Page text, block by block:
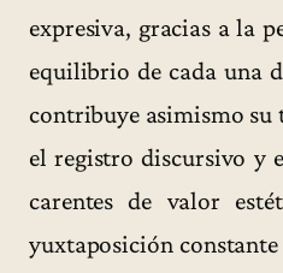
expresiva, gracias a la
equilibrio de cada una
contribuye asimismo su
el registro discursivo y
carentes de valor
yuxtaposición